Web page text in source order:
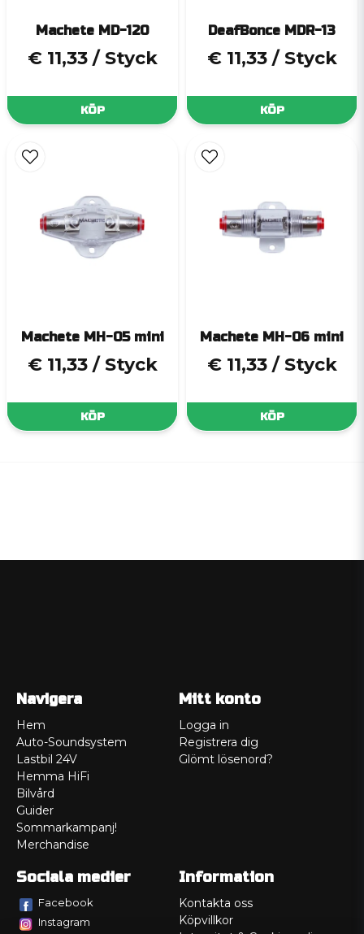
Machete MD-120
€ 11,33 / Styck
KÖP
DeafBonce MDR-13
€ 11,33 / Styck
KÖP
Machete MH-05 mini
€ 11,33 / Styck
KÖP
Machete MH-06 mini
€ 11,33 / Styck
KÖP
Navigera
Hem
Auto-Soundsystem
Lastbil 24V
Hemma HiFi
Bilvård
Guider
Sommarkampanj!
Merchandise
Mitt konto
Logga in
Registrera dig
Glömt lösenord?
Sociala medier
Facebook
Instagram
Information
Kontakta oss
Köpvillkor